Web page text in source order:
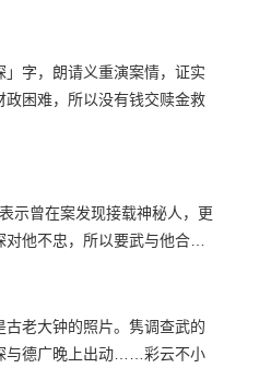
字，朗请义重演案情，证实
困难，所以没有钱交赎金救
示曾在案发现接载神秘人，更
他不忠，所以要武与他合…
老大钟的照片。隽调查武的
与德广晚上出动……彩云不小